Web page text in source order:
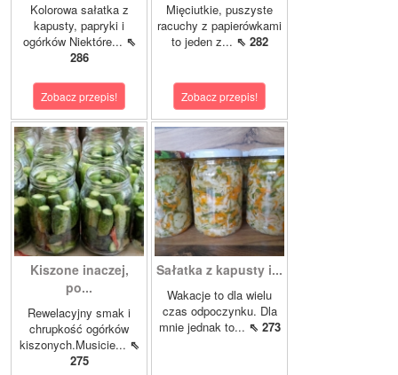
Kolorowa sałatka z
kapusty, papryki i
ogórków Niektóre... ⇖
286
Zobacz przepis!
Mięciutkie, puszyste
racuchy z papierówkami
to jeden z... ⇖ 282
Zobacz przepis!
Kiszone inaczej,
po...
Rewelacyjny smak i
chrupkość ogórków
kiszonych.Musicie... ⇖
275
Sałatka z kapusty i...
Wakacje to dla wielu
czas odpoczynku. Dla
mnie jednak to... ⇖ 273